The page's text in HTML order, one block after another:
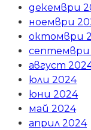
декември
ноември
октомври
септември
август
юли 2024
юни 2024
май 2024
април 2024